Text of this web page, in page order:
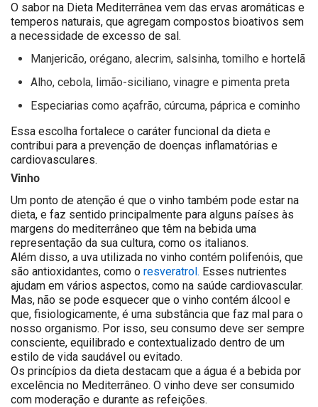
O sabor na Dieta Mediterrânea vem das ervas aromáticas e
temperos naturais, que agregam compostos bioativos sem
a necessidade de excesso de sal.
Manjericão, orégano, alecrim, salsinha, tomilho e hortelã
Alho, cebola, limão-siciliano, vinagre e pimenta preta
Especiarias como açafrão, cúrcuma, páprica e cominho
Essa escolha fortalece o caráter funcional da dieta e
contribui para a prevenção de doenças inflamatórias e
cardiovasculares.
Vinho
Um ponto de atenção é que o vinho também pode estar na
dieta, e faz sentido principalmente para alguns países às
margens do mediterrâneo que têm na bebida uma
representação da sua cultura, como os italianos.
Além disso, a uva utilizada no vinho contém polifenóis, que
são antioxidantes, como o resveratrol. Esses nutrientes
ajudam em vários aspectos, como na saúde cardiovascular.
Mas, não se pode esquecer que o vinho contém álcool e
que, fisiologicamente, é uma substância que faz mal para o
nosso organismo. Por isso, seu consumo deve ser sempre
consciente, equilibrado e contextualizado dentro de um
estilo de vida saudável ou evitado.
Os princípios da dieta destacam que a água é a bebida por
excelência no Mediterrâneo. O vinho deve ser consumido
com moderação e durante as refeições.